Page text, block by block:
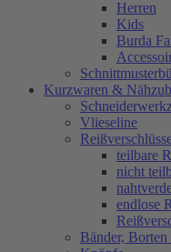
Herren
Kids
Burda
Kurzwaren &
Vlieseline
teilbare
nicht
endlose
Bänder,